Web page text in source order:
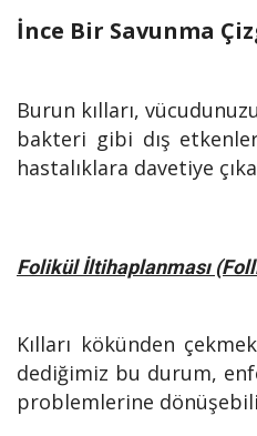
İnce Bir Savunma
Burun kılları,
bakteri gibi dış
hastalıklara davetiye
Folikül İltihaplanması
Kılları kökünden
dediğimiz bu durum,
problemlerine